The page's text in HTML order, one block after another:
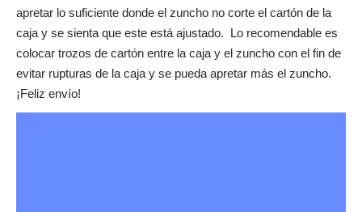
apretar lo suficiente donde el zuncho no corte el cartón de la
caja y se sienta que este está ajustado. Lo recomendable es
colocar trozos de cartón entre la caja y el zuncho con el fin de
evitar rupturas de la caja y se pueda apretar más el zuncho.
¡Feliz envío!